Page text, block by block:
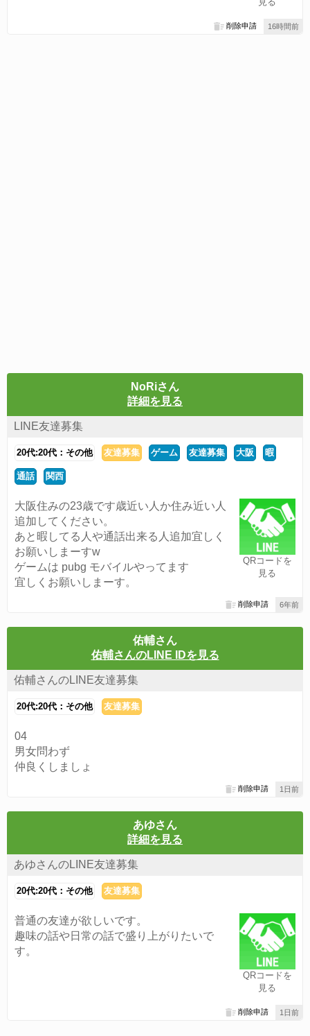
16時間前
削除申請
NoRiさん
詳細を見る
LINE友達募集
20代:20代：その他 友達募集 ゲーム 友達募集 大阪 暇
通話 関西
QRコードを
見る
大阪住みの23歳です歳近い人か住み近い人
追加してください。
あと暇してる人や通話出来る人追加宜しく
お願いしまーすw
ゲームは pubg モバイルやってます
宜しくお願いしまーす。
6年前
削除申請
佑輔さん
佑輔さんのLINE IDを見る
佑輔さんのLINE友達募集
20代:20代：その他 友達募集
04
男女問わず
仲良くしましょ
1日前
削除申請
あゆさん
詳細を見る
あゆさんのLINE友達募集
20代:20代：その他 友達募集
QRコードを
見る
普通の友達が欲しいです。
趣味の話や日常の話で盛り上がりたいで
す。
1日前
削除申請